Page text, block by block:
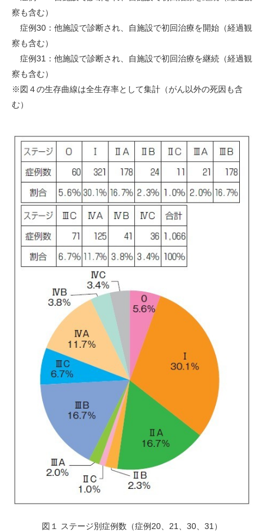
察も含む）
症例30：他施設で診断され、自施設で初回治療を開始（経過観
察も含む）
症例31：他施設で診断され、自施設で初回治療を継続（経過観
察も含む）
※図４の生存曲線は全生存率として集計（がん以外の死因も含
む）
図１ ステージ別症例数（症例20、21、30、31）